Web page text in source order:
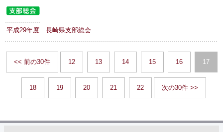
平成29年度 長崎県支部総会
<< 前の30件 12 13 14 15 16 17
18 19 20 21 22 次の30件 >>